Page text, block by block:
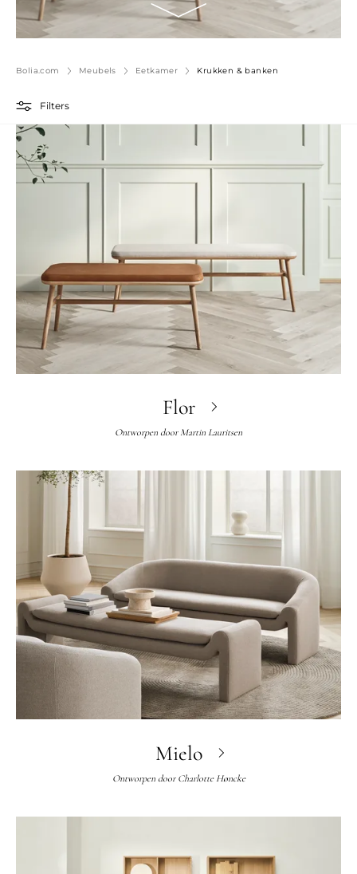
Bolia.com Meubels Eetkamer Krukken & banken
Filters
Flor
Ontworpen door Martin Lauritsen
Mielo
Ontworpen door Charlotte Høncke